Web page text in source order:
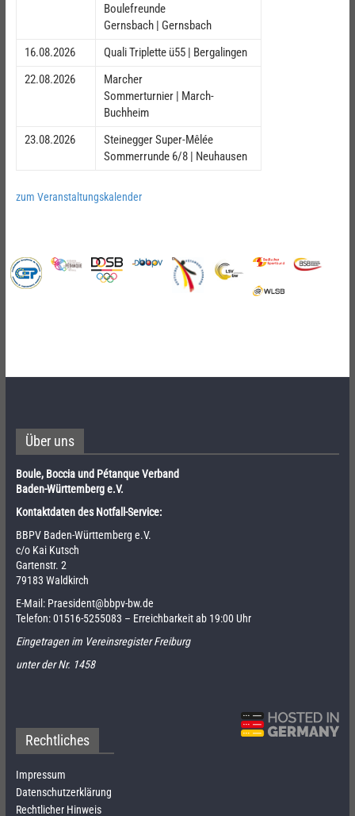
Boulefreunde
Gernsbach | Gernsbach
16.08.2026
Quali Triplette ü55 | Bergalingen
22.08.2026
Marcher
Sommerturnier | March-
Buchheim
23.08.2026
Steinegger Super-Mêlée
Sommerrunde 6/8 | Neuhausen
zum Veranstaltungskalender
Über uns
Boule, Boccia und Pétanque Verband
Baden-Württemberg e.V.
Kontaktdaten des Notfall-Service:
BBPV Baden-Württemberg e.V.
c/o Kai Kutsch
Gartenstr. 2
79183 Waldkirch
E-Mail: Praesident@bbpv-bw.de
Telefon:01516-5255083 – Erreichbarkeit ab 19:00 Uhr
Eingetragen im Vereinsregister Freiburg
unter der Nr. 1458
Rechtliches
Impressum
Datenschutzerklärung
Rechtlicher Hinweis